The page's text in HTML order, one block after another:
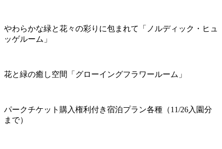
やわらかな緑と花々の彩りに包まれて「ノルディック・ヒュ
ッゲルーム」
花と緑の癒し空間「グローイングフラワールーム」
パークチケット購入権利付き宿泊プラン各種（11/26入園分
まで）